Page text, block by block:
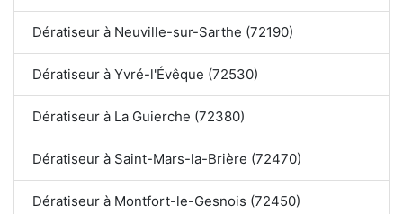
Dératiseur à Neuville-sur-Sarthe (72190)
Dératiseur à Yvré-l'Évêque (72530)
Dératiseur à La Guierche (72380)
Dératiseur à Saint-Mars-la-Brière (72470)
Dératiseur à Montfort-le-Gesnois (72450)